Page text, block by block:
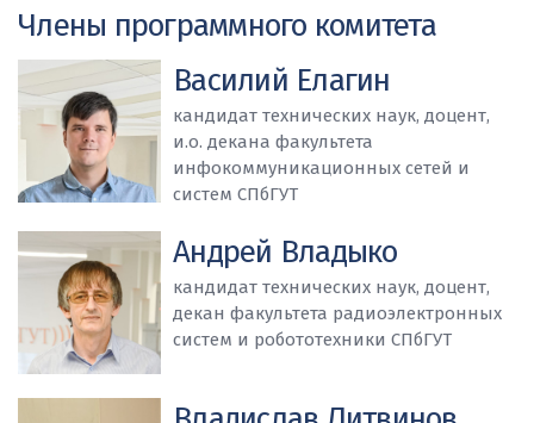
Члены программного комитета
Василий Елагин
кандидат технических наук, доцент,
и.о. декана факультета
инфокоммуникационных сетей и
систем СПбГУТ
Андрей Владыко
кандидат технических наук, доцент,
декан факультета радиоэлектронных
систем и робототехники СПбГУТ